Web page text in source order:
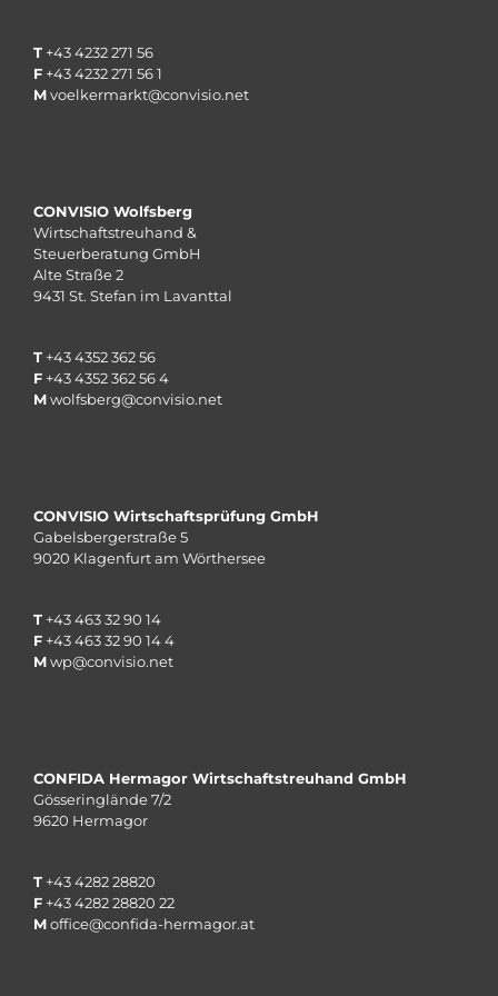
T +43 4232 271 56
F +43 4232 271 56 1
Mvoelkermarkt@convisio.net
CONVISIO Wolfsberg
Wirtschaftstreuhand &
Steuerberatung GmbH
Alte Straße 2
9431 St. Stefan im Lavanttal
T +43 4352 362 56
F +43 4352 362 56 4
Mwolfsberg@convisio.net
CONVISIO Wirtschaftsprüfung GmbH
Gabelsbergerstraße 5
9020 Klagenfurt am Wörthersee
T +43 463 32 90 14
F +43 463 32 90 14 4
Mwp@convisio.net
CONFIDA Hermagor Wirtschaftstreuhand GmbH
Gösseringlände 7/2
9620 Hermagor
T +43 4282 28820
F +43 4282 28820 22
Moffice@confida-hermagor.at